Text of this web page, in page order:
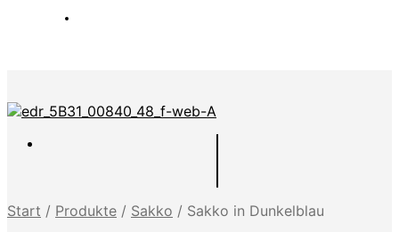
Start / Produkte / Sakko / Sakko in Dunkelblau